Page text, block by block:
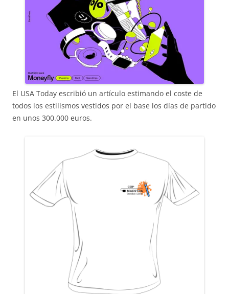
El USA Today escribió un artículo estimando el coste de
todos los estilismos vestidos por el base los días de partido
en unos 300.000 euros.